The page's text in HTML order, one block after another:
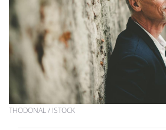
THODONAL / ISTOCK